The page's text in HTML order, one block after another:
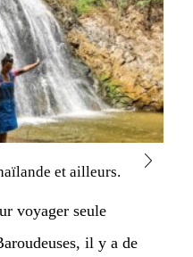
et ailleurs.
voyager seule
il y a de